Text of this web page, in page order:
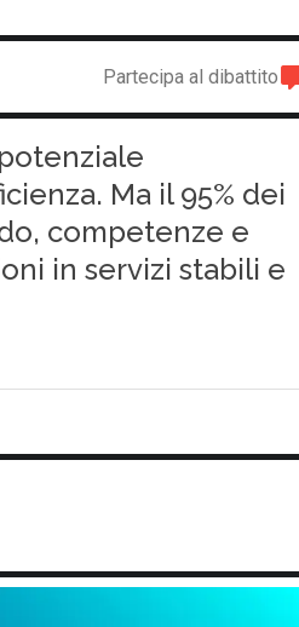
Partecipa al dibattito
Ma il 95% dei
competenze e
in servizi stabili e